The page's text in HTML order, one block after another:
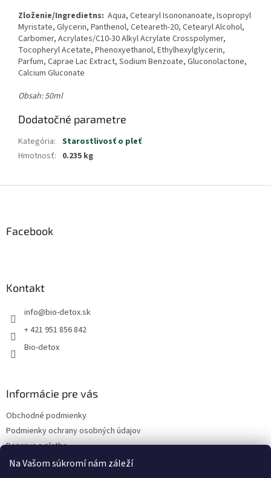
Na Vašom súkromí nám záleží
Zloženie/Ingredietns: Aqua, Cetearyl Isononanoate, Isopropyl
Myristate, Glycerin, Panthenol, Ceteareth-20, Cetearyl Alcohol,
Carbomer, Acrylates/C10-30 Alkyl Acrylate Crosspolymer,
Tocopheryl Acetate, Phenoxyethanol, Ethylhexylglycerin,
Parfum, Caprae Lac Extract, Sodium Benzoate, Gluconolactone,
Calcium Gluconate
Obsah: 50ml
Dodatočné parametre
Kategória: Starostlivosť o pleť
Hmotnosť: 0.235 kg
Facebook
Kontakt
info@bio-detox.sk
+ 421 951 856 842
Bio-detox
Informácie pre vás
Obchodné podmienky
Podmienky ochrany osobných údajov
Doprava a platba
Kontakty